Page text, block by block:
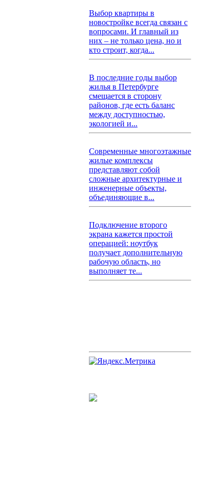
Выбор квартиры в
новостройке всегда связан с
вопросами. И главный из
них – не только цена, но и
кто строит, когда...
В последние годы выбор
жилья в Петербурге
смещается в сторону
районов, где есть баланс
между доступностью,
экологией и...
Современные многоэтажные
жилые комплексы
представляют собой
сложные архитектурные и
инженерные объекты,
объединяющие в...
Подключение второго
экрана кажется простой
операцией: ноутбук
получает дополнительную
рабочую область, но
выполняет те...